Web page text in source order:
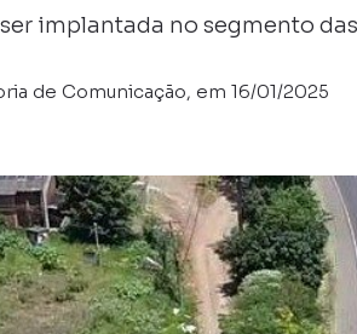
implantada no segmento
de Comunicação, em 16/01/2025